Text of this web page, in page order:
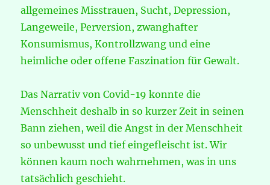
allgemeines Misstrauen, Sucht, Depression,
Langeweile, Perversion, zwanghafter
Konsumismus, Kontrollzwang und eine
heimliche oder offene Faszination für Gewalt.
Das Narrativ von Covid-19 konnte die
Menschheit deshalb in so kurzer Zeit in seinen
Bann ziehen, weil die Angst in der Menschheit
so unbewusst und tief eingefleischt ist. Wir
können kaum noch wahrnehmen, was in uns
tatsächlich geschieht.